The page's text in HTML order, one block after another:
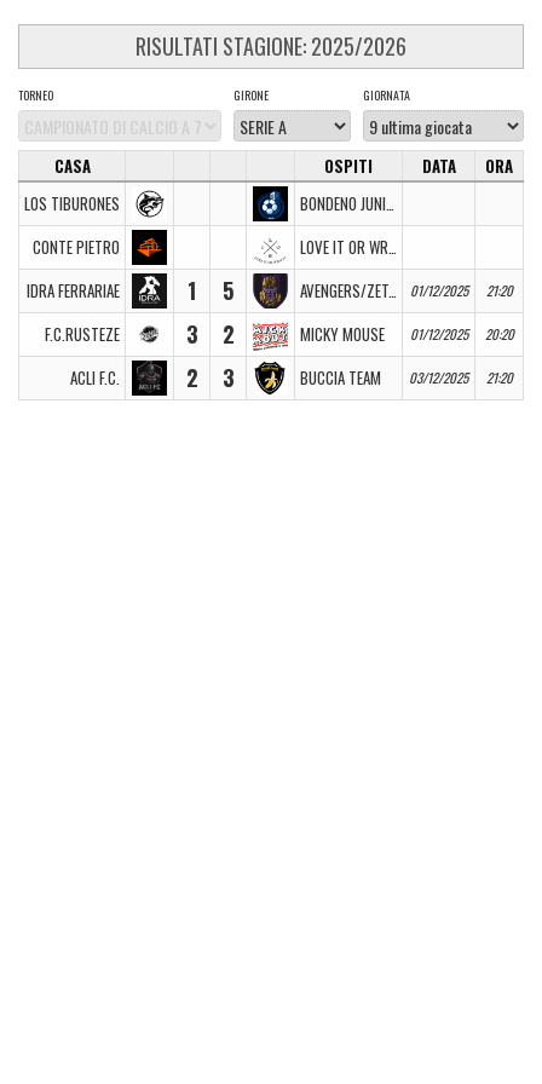
RISULTATI STAGIONE: 2025/2026
TORNEO GIRONE GIORNATA
CASA OSPITI DATA
ORA
LOS TIBURONES
BONDENO JUNIORS
CONTE PIETRO
LOVE IT OR WRAP IT
IDRA FERRARIAE
1 5 AVENGERS/ZETA CLUB 01/12/2025 21:20
F.C.RUSTEZE 3 2 MICKY MOUSE 01/12/2025 20:20
ACLI F.C. 2 3 BUCCIA TEAM 03/12/2025 21:20